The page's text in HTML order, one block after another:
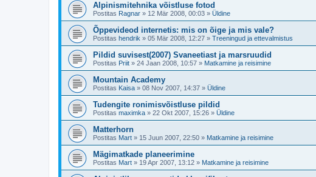
Alpinismitehnika võistluse fotod
Postitas Ragnar » 12 Mär 2008, 00:03 » Üldine
Õppevideod internetis: mis on õige ja mis vale?
Postitas hendrik » 05 Mär 2008, 12:27 » Treeningud ja ettevalmistus
Pildid suvisest(2007) Svaneetiast ja marsruudid
Postitas Priit » 24 Jaan 2008, 10:57 » Matkamine ja reisimine
Mountain Academy
Postitas Kaisa » 08 Nov 2007, 14:37 » Üldine
Tudengite ronimisvõistluse pildid
Postitas maximka » 22 Okt 2007, 15:26 » Üldine
Matterhorn
Postitas Mart » 15 Juun 2007, 22:50 » Matkamine ja reisimine
Mägimatkade planeerimine
Postitas Mart » 19 Apr 2007, 13:12 » Matkamine ja reisimine